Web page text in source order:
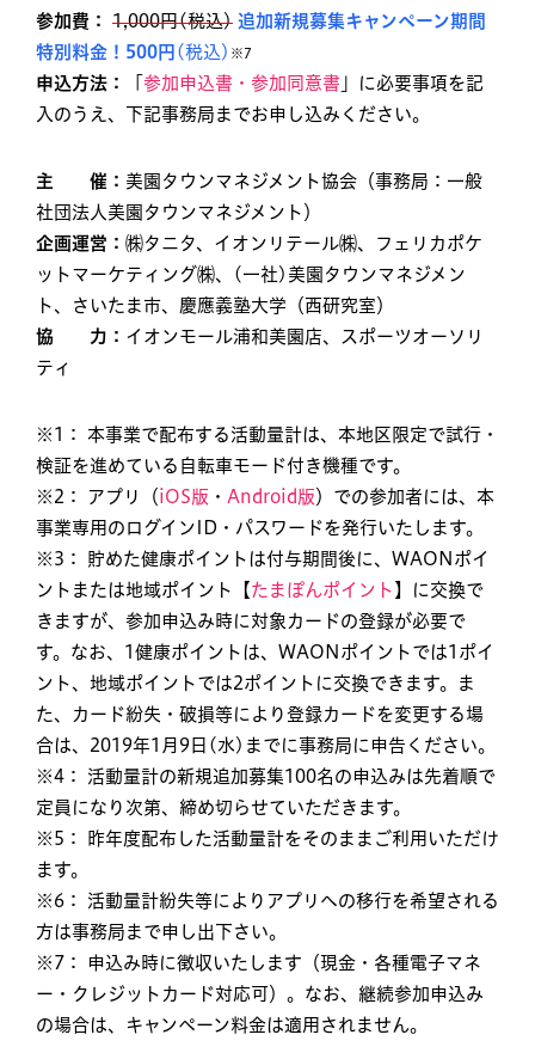
参加費： 1,000円(税込) 追加新規募集キャンペーン期間
特別料金！500円 (税込) ※7
申込方法： 参加申込書・参加同意書 」に必要事項を記
入のうえ、下記事務局までお申し込みください。
主 催： 美園タウンマネジメント協会（事務局：一般
社団法人美園タウンマネジメント）
企画運営： ㈱タニタ、イオンリテール㈱、フェリカポケ
ットマーケティング㈱、(一社)美園タウンマネジメン
ト、さいたま市、慶應義塾大学（西研究室）
協 力： イオンモール浦和美園店、スポーツオーソリ
ティ
※1： 本事業で配布する活動量計は、本地区限定で試行・
検証を進めている自転車モード付き機種です。
※2： アプリ（ iOS版 ・ Android版 ）での参加者には、本
事業専用のログインID・パスワードを発行いたします。
※3： 貯めた健康ポイントは付与期間後に、WAONポイ
ントまたは地域ポイント【 たまぽんポイント 】に交換で
きますが、参加申込み時に対象カードの登録が必要で
す。なお、1健康ポイントは、WAONポイントでは1ポイ
ント、地域ポイントでは2ポイントに交換できます。ま
た、カード紛失・破損等により登録カードを変更する場
合は、2019年1月9日(水)までに事務局に申告ください。
※4： 活動量計の新規追加募集100名の申込みは先着順で
定員になり次第、締め切らせていただきます。
※5： 昨年度配布した活動量計をそのままご利用いただけ
ます。
※6： 活動量計紛失等によりアプリへの移行を希望される
方は事務局まで申し出下さい。
※7： 申込み時に徴収いたします（現金・各種電子マネ
ー・クレジットカード対応可）。なお、継続参加申込み
の場合は、キャンペーン料金は適用されません。